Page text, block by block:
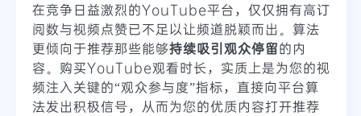
在竞争日益激烈的YouTube平台，仅仅拥有高订
阅数与视频点赞已不足以让频道脱颖而出。算法
更倾向于推荐那些能够持续吸引观众停留的内
容。购买YouTube观看时长，实质上是为您的视
频注入关键的“观众参与度”指标，直接向平台算
法发出积极信号，从而为您的优质内容打开推荐